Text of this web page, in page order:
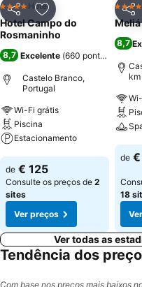
PartilharAdicionar aos
4 EstrelasHotel
Hotel Campo do
Rosmaninho
8,7 Excelente (660 pontuações
Castelo Branco,
Portugal
Wi-Fi grátis
Piscina
Estacionamento
Ver preços
de € 125
Consulte os preços de 2
sites
Ver preços
4
8,7
Ver
de
18
Ver todas as
Tendência dos
Com base nos preços mais baixos